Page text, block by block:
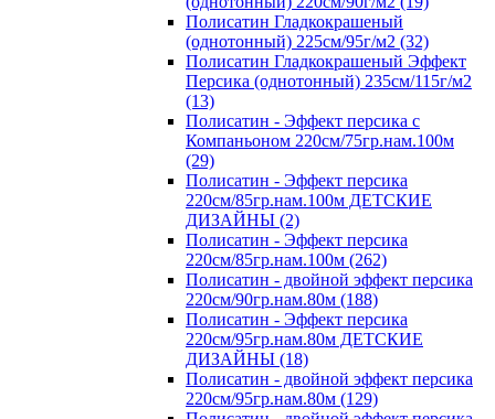
Полисатин Гладкокрашеный
(однотонный) 225см/95г/м2 (32)
Полисатин Гладкокрашеный Эффект
Персика (однотонный) 235см/115г/м2
(13)
Полисатин - Эффект персика с
Компаньоном 220см/75гр.нам.100м
(29)
Полисатин - Эффект персика
220см/85гр.нам.100м ДЕТСКИЕ
ДИЗАЙНЫ (2)
Полисатин - Эффект персика
220см/85гр.нам.100м (262)
Полисатин - двойной эффект персика
220см/90гр.нам.80м (188)
Полисатин - Эффект персика
220см/95гр.нам.80м ДЕТСКИЕ
ДИЗАЙНЫ (18)
Полисатин - двойной эффект персика
220см/95гр.нам.80м (129)